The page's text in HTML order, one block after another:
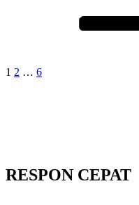
1 2 … 6
RESPON CEPAT